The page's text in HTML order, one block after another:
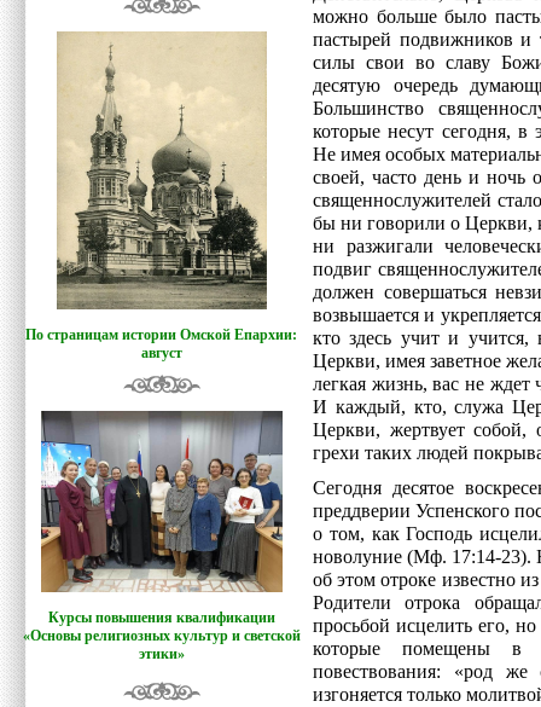
По страницам истории Омской Епархии:
август
Курсы повышения квалификации
«Основы религиозных культур и светской
этики»
можно больше было
пастырей подвижников и
силы свои во славу
десятую очередь
Большинство
которые несут сегодня, в
Не имея особых
своей, часто день и ночь
священнослужителей
бы ни говорили о Церкви,
ни разжигали
подвиг
должен совершаться
возвышается и
кто здесь учит и учится,
Церкви, имея заветное
легкая жизнь, вас не ждет
И каждый, кто, служа
Церкви, жертвует собой,
грехи таких людей
Сегодня десятое
преддверии Успенского
о том, как Господь
новолуние (Мф. 17:14-23).
об этом отроке известно
Родители отрока
просьбой исцелить его,
которые помещены в
повествования: «род
изгоняется только